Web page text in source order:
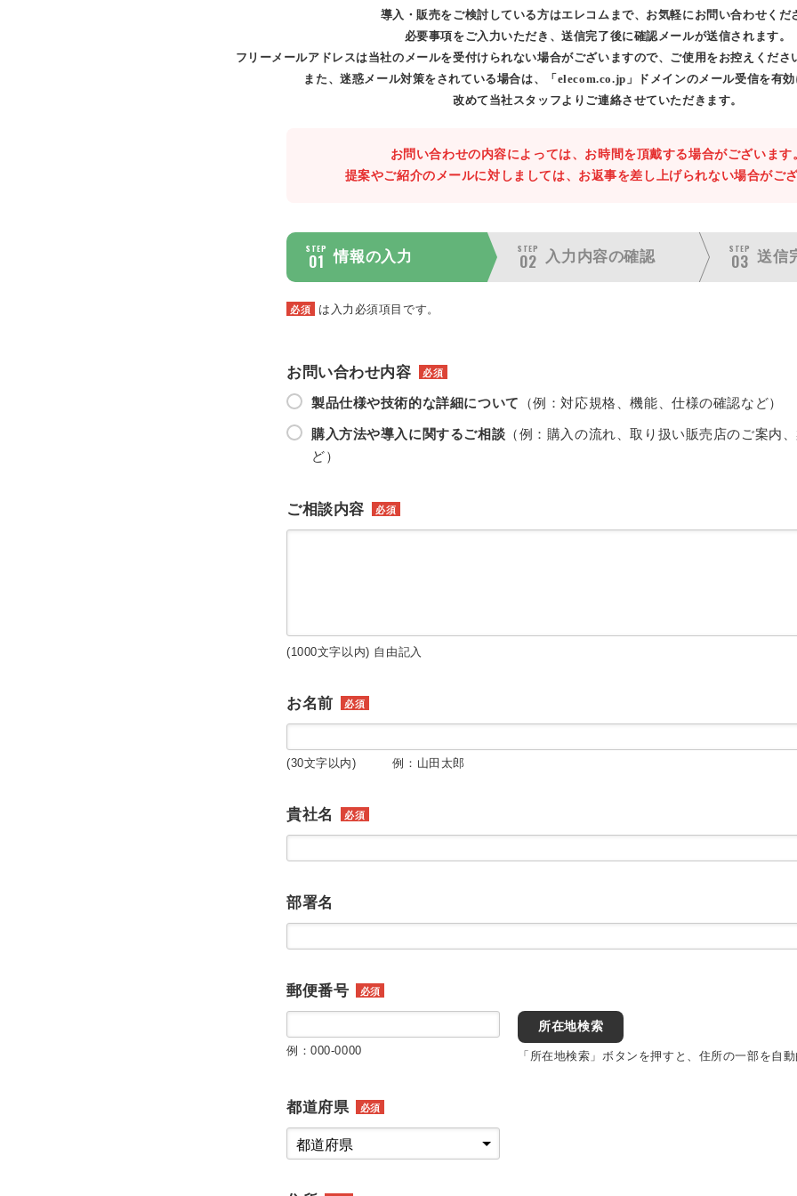
導入・販売をご検討している方はエレコムまで、お気軽にお問い合わせくだ
必要事項をご入力いただき、送信完了後に確認メールが送信されます。
フリーメールアドレスは当社のメールを受付けられない場合がございますので、ご使用をお控えくださ
また、迷惑メール対策をされている場合は、「elecom.co.jp」ドメインのメール受信を有効
改めて当社スタッフよりご連絡させていただきます。
お問い合わせの内容によっては、お時間を頂戴する場合がございます
提案やご紹介のメールに対しましては、お返事を差し上げられない場合がござ
STEP
01 情報の入力
STEP
02 入力内容の確認
STEP
03 送信
必須 は入力必須項目です。
お問い合わせ内容 必須
製品仕様や技術的な詳細について （例：対応規格、機能、仕様の確認など）
購入方法や導入に関するご相談 （例：購入の流れ、取り扱い販売店のご案内
ど）
ご相談内容 必須
(1000文字以内) 自由記入
お名前 必須
(30文字以内) 例：山田太郎
貴社名 必須
部署名
郵便番号 必須
例：000-0000
所在地検索
「所在地検索」ボタンを押すと、住所の一部を自動
都道府県 必須